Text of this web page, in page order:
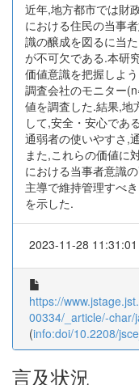
近年,地方都市では財
における住民の当事
識の醸成を図るに当
が不可欠である.本研
価値意識を把握しよ
調査会社のモニター
値を調査した.結果,地
して,安全・安心であ
通弱者の使いやすさ,
また,これらの価値に
における当事者意識
主導で維持管理すべ
を示した.
2023-11-28 11:31:01
https://
00334/_article/-char/
(info:doi/10.2208/
言及状況